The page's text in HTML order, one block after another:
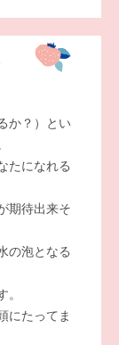
か？）とい
たになれる
期待出来そ
の泡となる
。
にたってま